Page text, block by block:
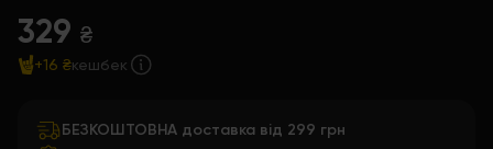
329 ₴
+16 ₴кешбек
БЕЗКОШТОВНА доставка від 299 грн